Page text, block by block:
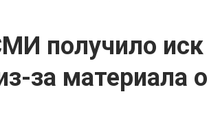
получило иск
за материала